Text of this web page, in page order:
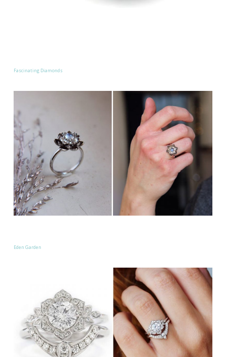
Fascinating Diamonds
Eden Garden